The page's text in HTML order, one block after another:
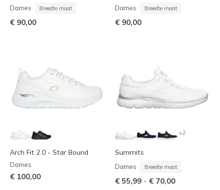
Dames Breedte maat
€ 90,00
Dames Breedte maat
€ 90,00
Arch Fit 2.0 - Star Bound
Dames
€ 100,00
+2
Summits
Dames Breedte maat
€ 55,99 - € 70,00